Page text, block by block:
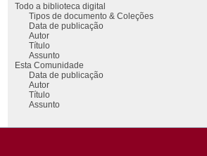
Todo a biblioteca digital
Tipos de documento & Coleções
Data de publicação
Autor
Título
Assunto
Esta Comunidade
Data de publicação
Autor
Título
Assunto